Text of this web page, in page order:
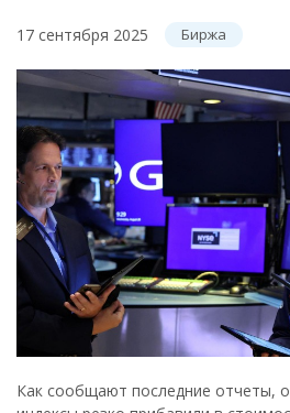
17 сентября 2025 Биржа
Как сообщают последние отчеты,